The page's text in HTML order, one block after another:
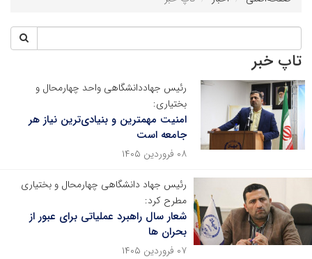
تاپ خبر
رئیس جهاددانشگاهی واحد چهارمحال و
بختیاری:
امنیت مهمترین و بنیادی‌ترین نیاز هر
جامعه است
۰۸ فروردین ۱۴۰۵
رئیس جهاد دانشگاهی چهارمحال و بختیاری
مطرح کرد:
شعار سال راهبرد عملیاتی برای عبور از
بحران ها
۰۷ فروردین ۱۴۰۵